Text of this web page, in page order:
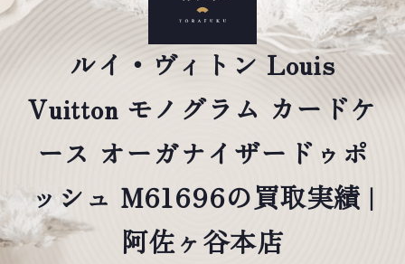
ルイ・ヴィトン Louis
Vuitton モノグラム カードケ
ース オーガナイザードゥポ
ッシュ M61696の買取実績 |
阿佐ヶ谷本店